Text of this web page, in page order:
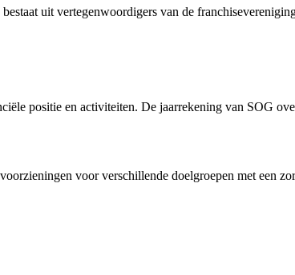
uit vertegenwoordigers van de
positie en activiteiten. De jaarrekening van SOG
voor verschillende doelgroepen met een